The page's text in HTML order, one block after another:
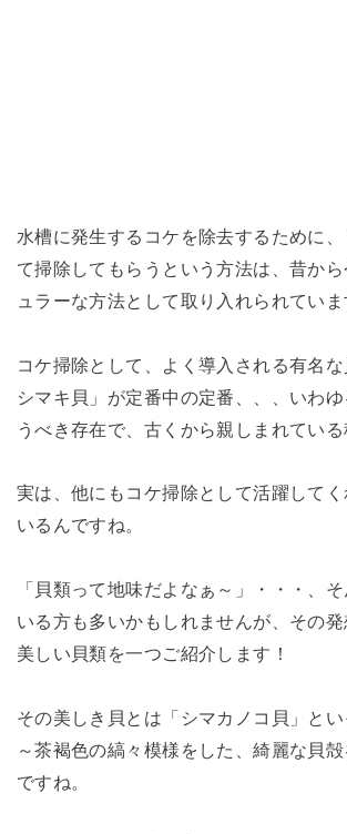
水槽に発生するコケを除去するために
て掃除してもらうという方法は、昔か
ュラーな方法として取り入れられていま
コケ掃除として、よく導入される有名
シマキ貝」が定番中の定番、、、いわ
うべき存在で、古くから親しまれている
実は、他にもコケ掃除として活躍して
いるんですね。
「貝類って地味だよなぁ～」・・・、
いる方も多いかもしれませんが、その
美しい貝類を一つご紹介します！
その美しき貝とは「シマカノコ貝」と
～茶褐色の縞々模様をした、綺麗な貝
ですね。